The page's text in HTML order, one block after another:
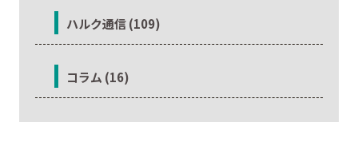
ハルク通信 (109)
コラム (16)